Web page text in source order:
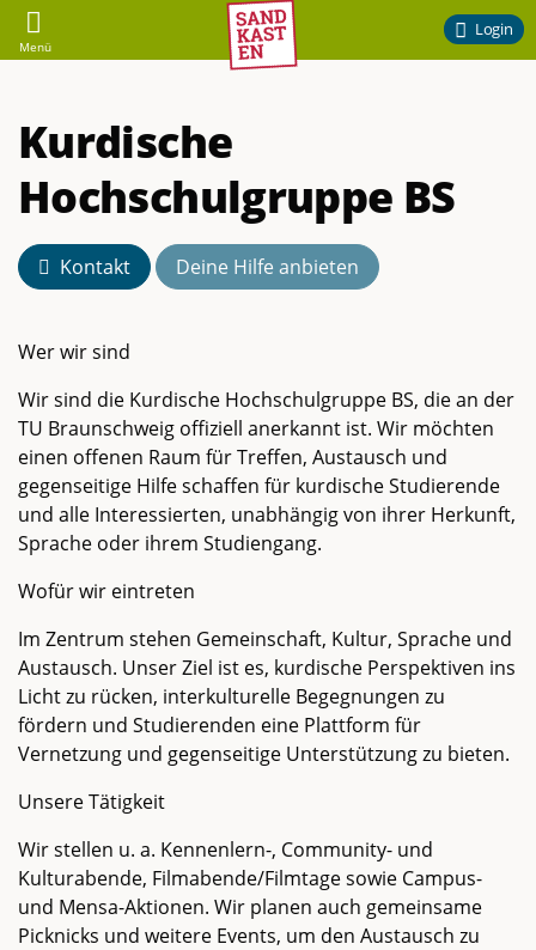
Sandkasten
Ehrenamtliches
Engagement
am
Campus
der
TU
Braunschweig
Menü
Login
Kurdische
Hochschulgruppe BS
Kontakt Deine Hilfe anbieten
Wer wir sind
Wir sind die Kurdische Hochschulgruppe BS, die an der
TU Braunschweig offiziell anerkannt ist. Wir möchten
einen offenen Raum für Treffen, Austausch und
gegenseitige Hilfe schaffen für kurdische Studierende
und alle Interessierten, unabhängig von ihrer Herkunft,
Sprache oder ihrem Studiengang.
Wofür wir eintreten
Im Zentrum stehen Gemeinschaft, Kultur, Sprache und
Austausch. Unser Ziel ist es, kurdische Perspektiven ins
Licht zu rücken, interkulturelle Begegnungen zu
fördern und Studierenden eine Plattform für
Vernetzung und gegenseitige Unterstützung zu bieten.
Unsere Tätigkeit
Wir stellen u. a. Kennenlern-, Community- und
Kulturabende, Filmabende/Filmtage sowie Campus-
und Mensa-Aktionen. Wir planen auch gemeinsame
Picknicks und weitere Events, um den Austausch zu